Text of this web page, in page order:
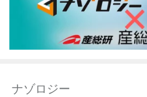
ナゾロジー